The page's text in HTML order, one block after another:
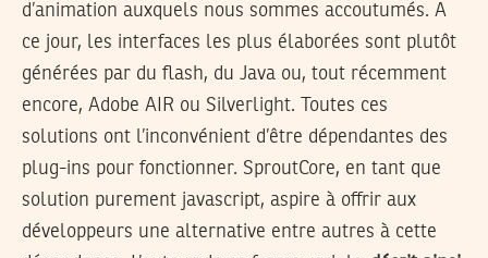
d’animation auxquels nous sommes accoutumés. A
ce jour, les interfaces les plus élaborées sont plutôt
générées par du flash, du Java ou, tout récemment
encore, Adobe AIR ou Silverlight. Toutes ces
solutions ont l’inconvénient d’être dépendantes des
plug-ins pour fonctionner. SproutCore, en tant que
solution purement javascript, aspire à offrir aux
développeurs une alternative entre autres à cette